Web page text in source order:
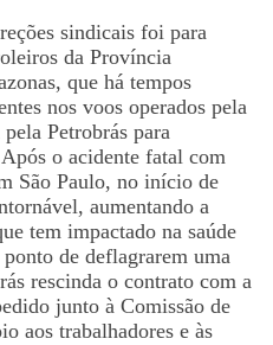
sindicais foi para
da Província
que há tempos
nos voos operados pela
Petrobrás para
o acidente fatal com
São Paulo, no início de
aumentando a
tem impactado na saúde
de deflagrarem uma
rescinda o contrato com a
junto à Comissão de
aos trabalhadores e às